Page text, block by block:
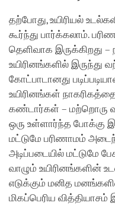
தற்போது, உயிரியல்
கூர்ந்து பார்க்கலாம்.
தெளிவாக இருக்கிறது
உயிரினங்களில் இருந்து
கோட்பாடானது
உயிரினங்கள்
கண்டார்கள் – மற்றொரு
ஒரு உள்ளார்ந்த போக்கு
மட்டுமே பரிணாமம்
அடிப்படையில் மட்டுமே
வாழும் உயிரினங்களின்
எடுக்கும் மனித
மிகப்பெரிய வித்தியாசம்